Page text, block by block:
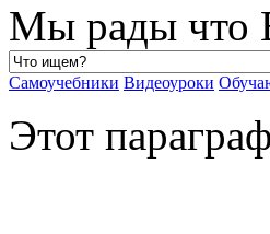
Мы рады что
Самоучебники Видеоуроки
Этот